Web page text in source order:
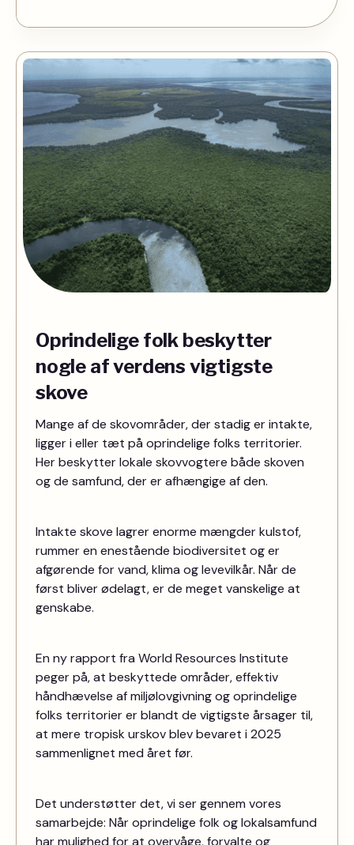
Oprindelige folk beskytter
nogle af verdens vigtigste
skove
Mange af de skovområder, der stadig er intakte,
ligger i eller tæt på oprindelige folks territorier.
Her beskytter lokale skovvogtere både skoven
og de samfund, der er afhængige af den.
Intakte skove lagrer enorme mængder kulstof,
rummer en enestående biodiversitet og er
afgørende for vand, klima og levevilkår. Når de
først bliver ødelagt, er de meget vanskelige at
genskabe.
En ny rapport fra World Resources Institute
peger på, at beskyttede områder, effektiv
håndhævelse af miljølovgivning og oprindelige
folks territorier er blandt de vigtigste årsager til,
at mere tropisk urskov blev bevaret i 2025
sammenlignet med året før.
Det understøtter det, vi ser gennem vores
samarbejde: Når oprindelige folk og lokalsamfund
har mulighed for at overvåge, forvalte og